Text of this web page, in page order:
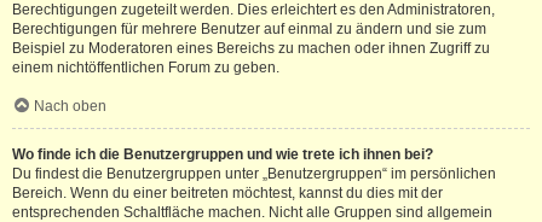
Berechtigungen zugeteilt werden. Dies erleichtert es den Administratoren,
Berechtigungen für mehrere Benutzer auf einmal zu ändern und sie zum
Beispiel zu Moderatoren eines Bereichs zu machen oder ihnen Zugriff zu
einem nichtöffentlichen Forum zu geben.
Nach oben
Wo finde ich die Benutzergruppen und wie trete ich ihnen bei?
Du findest die Benutzergruppen unter „Benutzergruppen“ im persönlichen
Bereich. Wenn du einer beitreten möchtest, kannst du dies mit der
entsprechenden Schaltfläche machen. Nicht alle Gruppen sind allgemein